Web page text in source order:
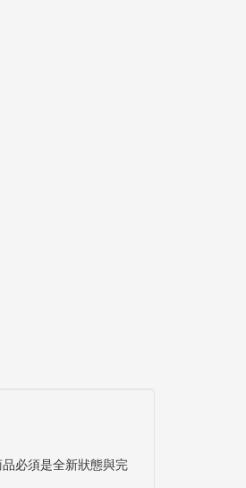
必須是全新狀態與完